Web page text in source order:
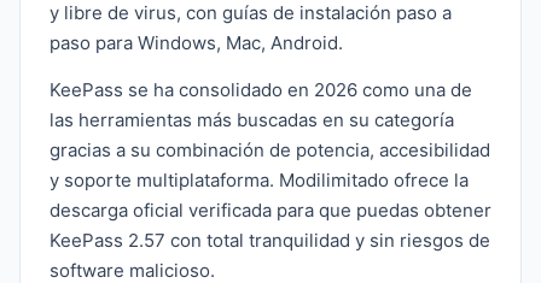
y libre de virus, con guías de instalación paso a
paso para Windows, Mac, Android.
KeePass se ha consolidado en 2026 como una de
las herramientas más buscadas en su categoría
gracias a su combinación de potencia, accesibilidad
y soporte multiplataforma. Modilimitado ofrece la
descarga oficial verificada para que puedas obtener
KeePass 2.57 con total tranquilidad y sin riesgos de
software malicioso.